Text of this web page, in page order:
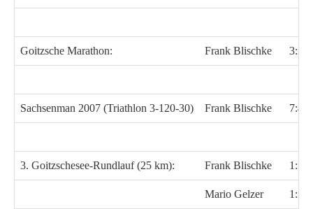
Goitzsche Marathon: Frank Blischke
Sachsenman 2007 (Triathlon 3-120-30) Frank Blischke
3. Goitzschesee-Rundlauf (25 km): Frank Blischke
Mario Gelzer